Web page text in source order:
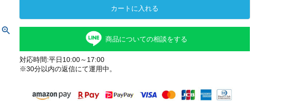
カートに入れる
商品についての相談をする
対応時間:平日10:00～17:00
※30分以内の返信にて運用中。